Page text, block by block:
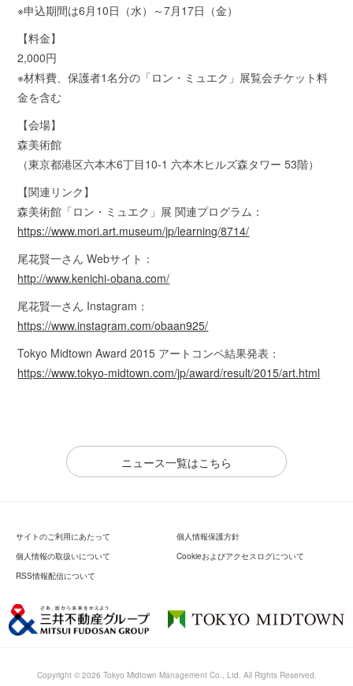
※申込期間は6月10日（水）～7月17日（金）
【料金】
2,000円
※材料費、保護者1名分の「ロン・ミュエク」展覧会チケット料
金を含む
【会場】
森美術館
（東京都港区六本木6丁目10-1 六本木ヒルズ森タワー 53階）
【関連リンク】
森美術館「ロン・ミュエク」展 関連プログラム：
https://www.mori.art.museum/jp/learning/8714/
尾花賢一さん Webサイト：
http://www.kenichi-obana.com/
尾花賢一さん Instagram：
https://www.instagram.com/obaan925/
Tokyo Midtown Award 2015 アートコンペ結果発表：
https://www.tokyo-midtown.com/jp/award/result/2015/art.html
ニュース一覧はこちら
サイトのご利用にあたって
個人情報保護方針
個人情報の取扱いについて
Cookieおよびアクセスログについて
RSS情報配信について
Copyright © 2026 Tokyo Midtown Management Co., Ltd. All Rights Reserved.